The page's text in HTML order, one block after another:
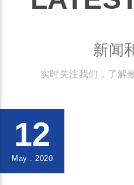
新闻
实时关注我们，了解
12
May . 2020